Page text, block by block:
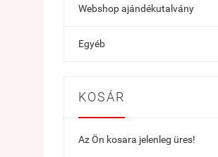
Webshop ajándékutalvány
Egyéb
KOSÁR
Az Ön kosara jelenleg üres!